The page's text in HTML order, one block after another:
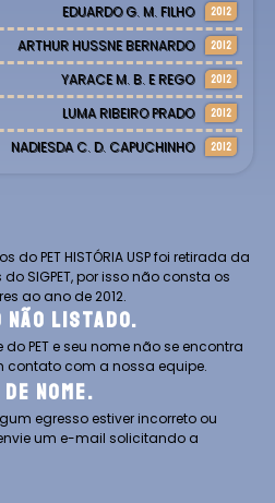
EDUARDO G. M. FILHO 2012
ARTHUR HUSSNE BERNARDO 2012
YARACE M. B. E REGO 2012
LUMA RIBEIRO PRADO 2012
NADIESDA C. D. CAPUCHINHO 2012
do PET HISTÓRIA USP foi retirada da
SIGPET, por isso não consta os
ao ano de 2012.
Não Listado.
do PET e seu nome não se encontra
contato com a nossa equipe.
Nome.
egresso estiver incorreto ou
um e-mail solicitando a